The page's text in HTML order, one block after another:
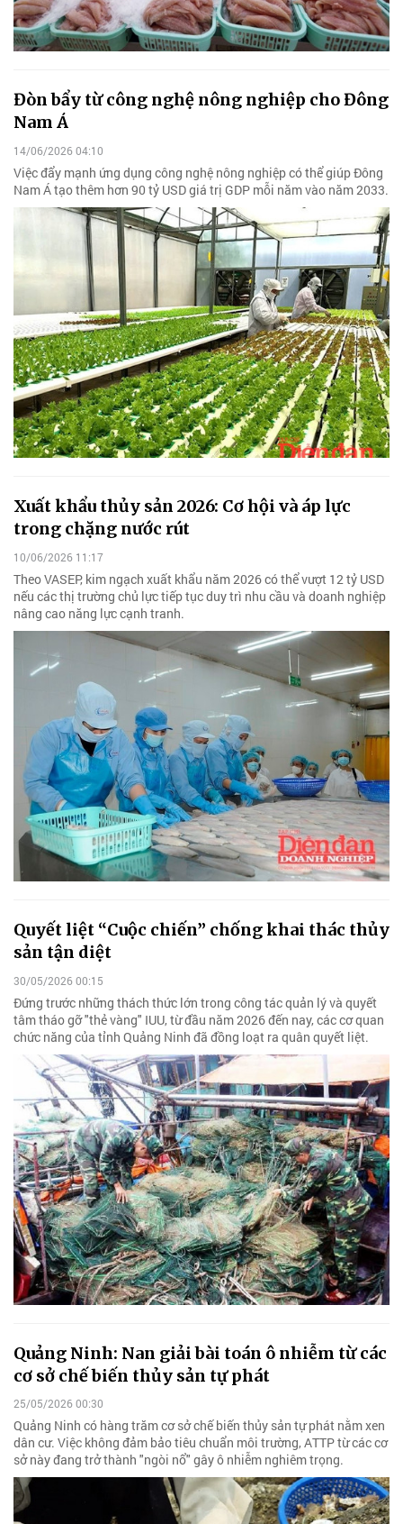
Đòn bẩy từ công nghệ nông nghiệp cho Đông
Nam Á
14/06/2026 04:10
Việc đẩy mạnh ứng dụng công nghệ nông nghiệp có thể giúp Đông
Nam Á tạo thêm hơn 90 tỷ USD giá trị GDP mỗi năm vào năm 2033.
Xuất khẩu thủy sản 2026: Cơ hội và áp lực
trong chặng nước rút
10/06/2026 11:17
Theo VASEP, kim ngạch xuất khẩu năm 2026 có thể vượt 12 tỷ USD
nếu các thị trường chủ lực tiếp tục duy trì nhu cầu và doanh nghiệp
nâng cao năng lực cạnh tranh.
Quyết liệt “Cuộc chiến” chống khai thác thủy
sản tận diệt
30/05/2026 00:15
Đứng trước những thách thức lớn trong công tác quản lý và quyết
tâm tháo gỡ "thẻ vàng" IUU, từ đầu năm 2026 đến nay, các cơ quan
chức năng của tỉnh Quảng Ninh đã đồng loạt ra quân quyết liệt.
Quảng Ninh: Nan giải bài toán ô nhiễm từ các
cơ sở chế biến thủy sản tự phát
25/05/2026 00:30
Quảng Ninh có hàng trăm cơ sở chế biến thủy sản tự phát nằm xen
dân cư. Việc không đảm bảo tiêu chuẩn môi trường, ATTP từ các cơ
sở này đang trở thành "ngòi nổ" gây ô nhiễm nghiêm trọng.